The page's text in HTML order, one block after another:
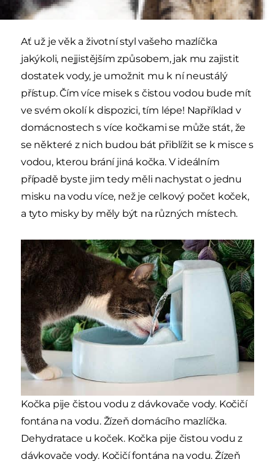
méně.
Ať už je věk a životní styl vašeho mazlíčka
jakýkoli, nejjistějším způsobem, jak mu zajistit
dostatek vody, je umožnit mu k ní neustálý
přístup. Čím více misek s čistou vodou bude mít
ve svém okolí k dispozici, tím lépe! Například v
domácnostech s více kočkami se může stát, že
se některé z nich budou bát přiblížit se k misce s
vodou, kterou brání jiná kočka. V ideálním
případě byste jim tedy měli nachystat o jednu
misku na vodu více, než je celkový počet koček,
a tyto misky by měly být na různých místech.
Kočka pije čistou vodu z dávkovače vody. Kočičí
fontána na vodu. Žízeň domácího mazlíčka.
Dehydratace u koček. Kočka pije čistou vodu z
dávkovače vody. Kočičí fontána na vodu. Žízeň